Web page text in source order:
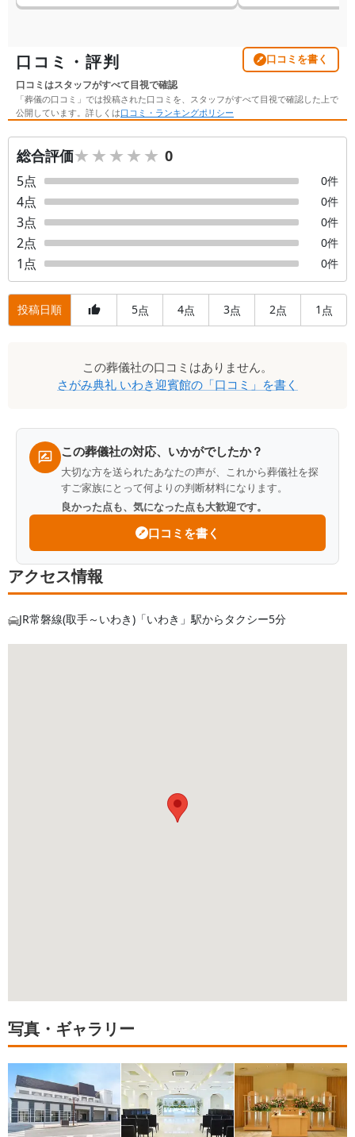
口コミ・評判 口コミを書く
口コミはスタッフがすべて目視で確認
「葬儀の口コミ」では投稿された口コミを、スタッフがすべて目視で確認した上で
公開しています。詳しくは口コミ・ランキングポリシー
総合評価★★★★★
★★★★★ 0
5点 0件
4点 0件
3点 0件
2点 0件
1 点 0件
投稿日順 5点 4点 3点 2点 1 点
この葬儀社の口コミはありません。
さがみ典礼 いわき迎賓館の「口コミ」を書く
この葬儀社の対応、いかがでしたか？
大切な方を送られたあなたの声が、これから葬儀社を探
すご家族にとって何よりの判断材料になります。
良かった点も、気になった点も大歓迎です。
口コミを書く
アクセス情報
JR常磐線(取手～いわき)「いわき」駅からタクシー5分
写真・ギャラリー